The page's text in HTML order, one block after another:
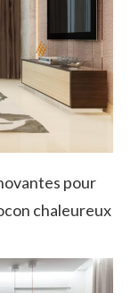
pour
chaleureux